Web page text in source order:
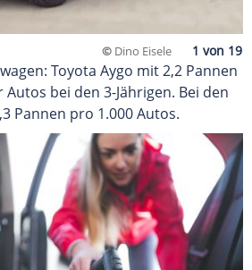
© Dino Eisele
Toyota Aygo mit 2,2 Pannen
Autos bei den 3-Jährigen. Bei den
Pannen pro 1.000 Autos.